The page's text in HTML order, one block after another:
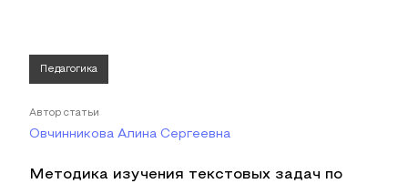
Педагогика
Автор статьи
Овчинникова Алина Сергеевна
Методика изучения текстовых задач по